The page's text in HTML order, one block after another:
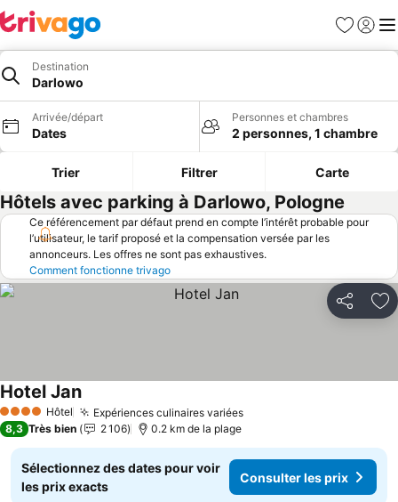
Favoris
Se
Destination
Darlowo
Arrivée/départ
Dates
Personnes et chambres
2 personnes, 1 chambre
Trier Filtrer Carte
Hôtels avec parking à Darlowo, Pologne
Ce référencement par défaut prend en compte l’intérêt probable pour
l’utilisateur, le tarif proposé et la compensation versée par les
annonceurs. Les offres ne sont pas exhaustives.
Comment fonctionne trivago
Partager
4 Étoiles Hôtel Expériences culinaires variéesConsulter les prix
Hotel JanConsulter les prix
8,3 Très bien 2 106 0.2 km de la plage
Sélectionnez des dates pour voir
les prix exacts
Consulter les prix